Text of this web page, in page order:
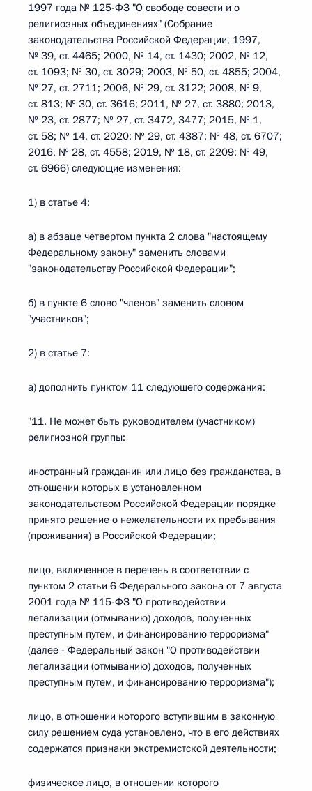
1997 года № 125-ФЗ "О свободе совести и о
религиозных объединениях" (Собрание
законодательства Российской Федерации, 1997,
№ 39, ст. 4465; 2000, № 14, ст. 1430; 2002, № 12,
ст. 1093; № 30, ст. 3029; 2003, № 50, ст. 4855; 2004,
№ 27, ст. 2711; 2006, № 29, ст. 3122; 2008, № 9,
ст. 813; № 30, ст. 3616; 2011, № 27, ст. 3880; 2013,
№ 23, ст. 2877; № 27, ст. 3472, 3477; 2015, № 1,
ст. 58; № 14, ст. 2020; № 29, ст. 4387; № 48, ст. 6707;
2016, № 28, ст. 4558; 2019, № 18, ст. 2209; № 49,
ст. 6966) следующие изменения:
1) в статье 4:
а) в абзаце четвертом пункта 2 слова "настоящему
Федеральному закону" заменить словами
"законодательству Российской Федерации";
б) в пункте 6 слово "членов" заменить словом
"участников";
2) в статье 7:
а) дополнить пунктом 11 следующего содержания:
"11. Не может быть руководителем (участником)
религиозной группы:
иностранный гражданин или лицо без гражданства, в
отношении которых в установленном
законодательством Российской Федерации порядке
принято решение о нежелательности их пребывания
(проживания) в Российской Федерации;
лицо, включенное в перечень в соответствии с
пунктом 2 статьи 6 Федерального закона от 7 августа
2001 года № 115-ФЗ "О противодействии
легализации (отмыванию) доходов, полученных
преступным путем, и финансированию терроризма"
(далее - Федеральный закон "О противодействии
легализации (отмыванию) доходов, полученных
преступным путем, и финансированию терроризма");
лицо, в отношении которого вступившим в законную
силу решением суда установлено, что в его действиях
содержатся признаки экстремистской деятельности;
физическое лицо, в отношении которого